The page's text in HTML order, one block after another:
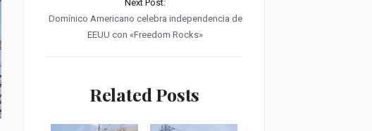
Next Post:
Domínico Americano celebra independencia de
EEUU con «Freedom Rocks»
Related Posts